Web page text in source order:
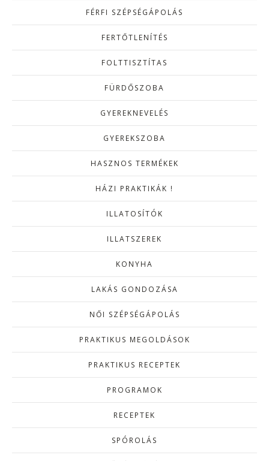
FÉRFI SZÉPSÉGÁPOLÁS
FERTŐTLENÍTÉS
FOLTTISZTÍTAS
FÜRDŐSZOBA
GYEREKNEVELÉS
GYEREKSZOBA
HASZNOS TERMÉKEK
HÁZI PRAKTIKÁK !
ILLATOSÍTÓK
ILLATSZEREK
KONYHA
LAKÁS GONDOZÁSA
NŐI SZÉPSÉGÁPOLÁS
PRAKTIKUS MEGOLDÁSOK
PRAKTIKUS RECEPTEK
PROGRAMOK
RECEPTEK
SPÓROLÁS